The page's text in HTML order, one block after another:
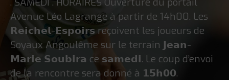
Avenue Léo Lagrange à partir de 14h00. Les
𝗥𝗲𝗶𝗰𝗵𝗲𝗹-𝗘𝘀𝗽𝗼𝗶𝗿𝘀 reçoivent les joueurs de
Soyaux Angoulême sur le terrain 𝗝𝗲𝗮𝗻-
𝗠𝗮𝗿𝗶𝗲 𝗦𝗼𝘂𝗯𝗶𝗿𝗮 ce 𝘀𝗮𝗺𝗲𝗱𝗶. Le coup d’envoi
de la rencontre sera donné à 𝟭𝟱𝗵𝟬𝟬.